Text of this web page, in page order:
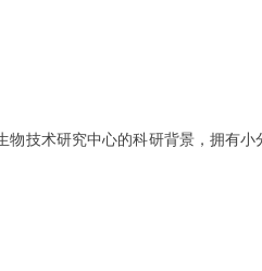
技术研究中心的科研背景，拥有